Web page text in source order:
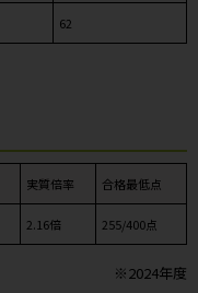
62
実質倍率 合格最低点
2.16倍 255/400点
※2024年度